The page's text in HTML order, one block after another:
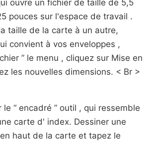
ouvre un fichier de taille de 5,5
pouces sur l'espace de travail .
taille de la carte à un autre,
convient à vos enveloppes ,
” le menu , cliquez sur Mise en
les nouvelles dimensions. < Br >
le “ encadré ” outil , qui ressemble
carte d' index. Dessiner une
haut de la carte et tapez le